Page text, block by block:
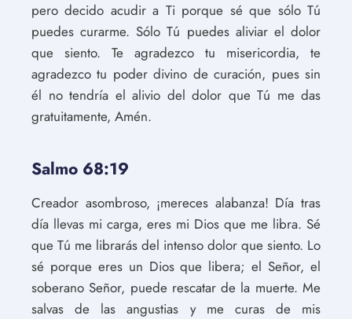
pero decido acudir a Ti porque sé que sólo Tú
puedes curarme. Sólo Tú puedes aliviar el dolor
que siento. Te agradezco tu misericordia, te
agradezco tu poder divino de curación, pues sin
él no tendría el alivio del dolor que Tú me das
gratuitamente, Amén.
Salmo 68:19
Creador asombroso, ¡mereces alabanza! Día tras
día llevas mi carga, eres mi Dios que me libra. Sé
que Tú me librarás del intenso dolor que siento. Lo
sé porque eres un Dios que libera; el Señor, el
soberano Señor, puede rescatar de la muerte. Me
salvas de las angustias y me curas de mis